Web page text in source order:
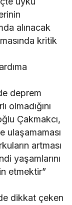
alınacak
kritik
deprem
olmadığını
Çakmakcı,
ulaşamaması
artması
yaşamlarını
etmektir”
dikkat çeken